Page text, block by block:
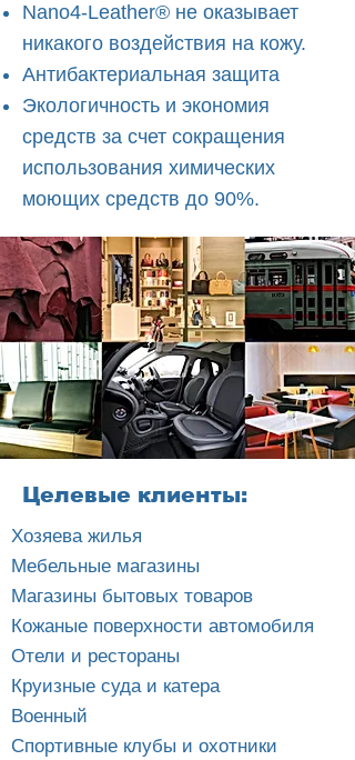
Nano4-Leather® не оказывает
никакого воздействия на кожу.
Антибактериальная защита
Экологичность и экономия
средств за счет сокращения
использования химических
моющих средств до 90%.
Целевые клиенты:
Хозяева жилья
Мебельные магазины
Магазины бытовых товаров
Кожаные поверхности автомобиля
Отели и рестораны
Круизные суда и катера
Военный
Спортивные клубы и охотники